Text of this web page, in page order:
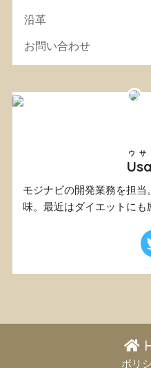
沿革
お問い合わせ
ウサ
モジナビの開発業務を担当
味。最近はダイエットにも
ポリ